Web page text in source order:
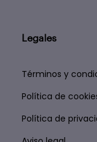
Legales
Términos y
Política de
Política de